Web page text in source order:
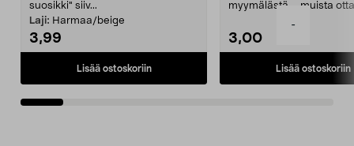
-
suosikki" siiv...
Laji: Harmaa/beige
3,99
Lisää ostoskoriin
myymälästä – muista
3,00
Lisää ostoskoriin